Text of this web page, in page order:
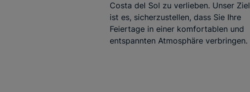
Costa del Sol zu verlieben. Unser Ziel
ist es, sicherzustellen, dass Sie Ihre
Feiertage in einer komfortablen und
entspannten Atmosphäre verbringen.